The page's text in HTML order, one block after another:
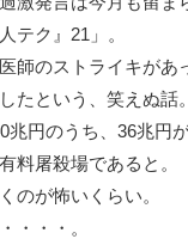
テク』21」。
師のストライキがあ
たという、笑えぬ話
兆円のうち、36兆円
料屠殺場であると。
のが怖いくらい。
・・・。